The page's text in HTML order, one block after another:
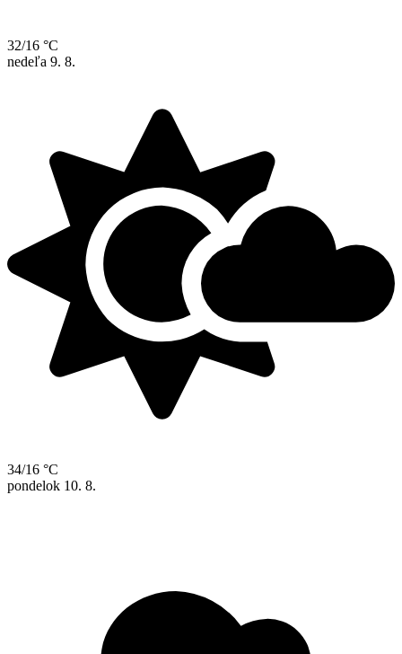
32/16 °C
nedeľa 9. 8.
34/16 °C
pondelok 10. 8.